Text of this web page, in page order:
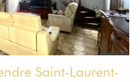
Saint-Laurent-